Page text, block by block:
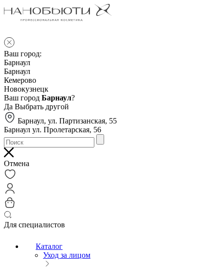
Ваш город:
Барнаул
Барнаул
Кемерово
Новокузнецк
Ваш город Барнаул?
Да Выбрать другой
Барнаул, ул. Партизанская, 55
Барнаул ул. Пролетарская, 56
Отмена
Для специалистов
Каталог
Уход за лицом